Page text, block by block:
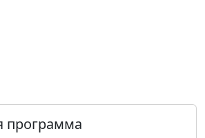
программа